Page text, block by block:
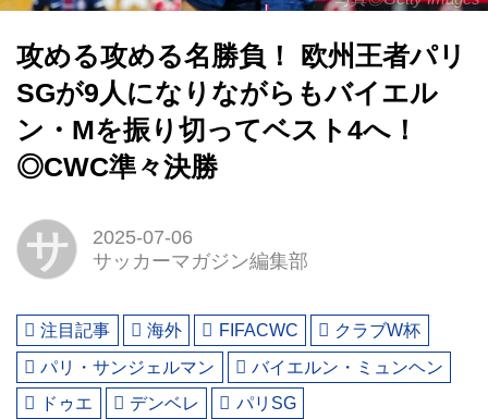
攻める攻める名勝負！ 欧州王者パリ
SGが9人になりながらもバイエル
ン・Mを振り切ってベスト4へ！
◎CWC準々決勝
サ
2025-07-06
サッカーマガジン編集部
注目記事 海外 FIFACWC
クラブW杯
パリ・サンジェルマン
バイエルン・ミュンヘン
ドゥエ
デンベレ パリSG